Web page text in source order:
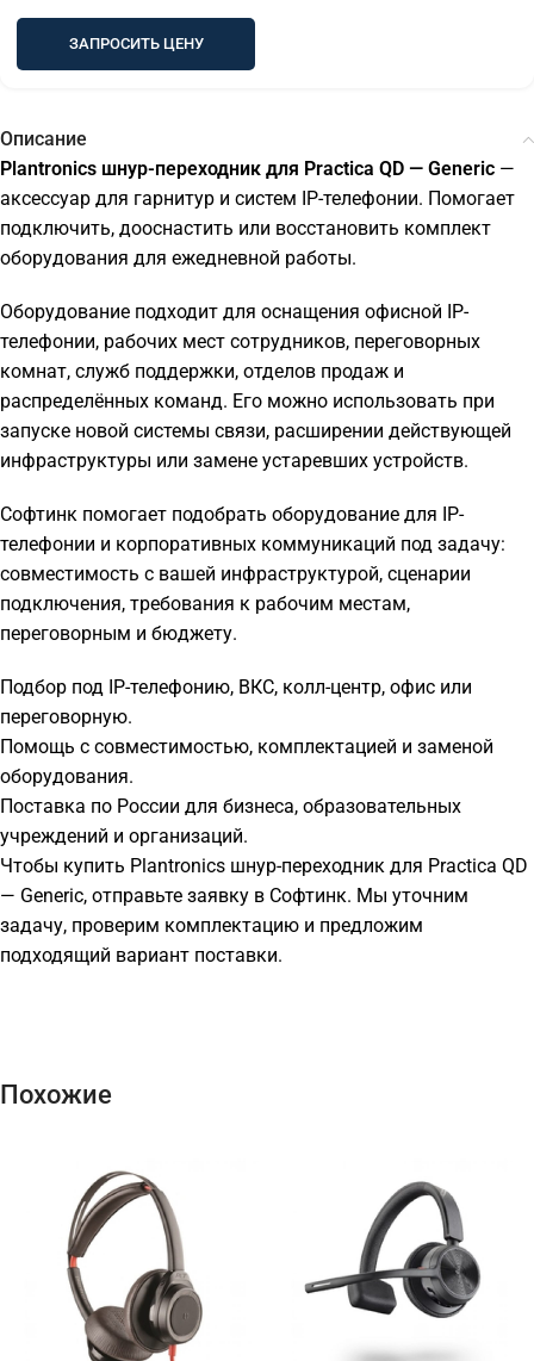
ЗАПРОСИТЬ ЦЕНУ
Описание
Plantronics шнур-переходник для Practica QD — Generic —
аксессуар для гарнитур и систем IP-телефонии. Помогает
подключить, дооснастить или восстановить комплект
оборудования для ежедневной работы.
Оборудование подходит для оснащения офисной IP-
телефонии, рабочих мест сотрудников, переговорных
комнат, служб поддержки, отделов продаж и
распределённых команд. Его можно использовать при
запуске новой системы связи, расширении действующей
инфраструктуры или замене устаревших устройств.
Софтинк помогает подобрать оборудование для IP-
телефонии и корпоративных коммуникаций под задачу:
совместимость с вашей инфраструктурой, сценарии
подключения, требования к рабочим местам,
переговорным и бюджету.
Подбор под IP-телефонию, ВКС, колл-центр, офис или
переговорную.
Помощь с совместимостью, комплектацией и заменой
оборудования.
Поставка по России для бизнеса, образовательных
учреждений и организаций.
Чтобы купить Plantronics шнур-переходник для Practica QD
— Generic, отправьте заявку в Софтинк. Мы уточним
задачу, проверим комплектацию и предложим
подходящий вариант поставки.
Похожие